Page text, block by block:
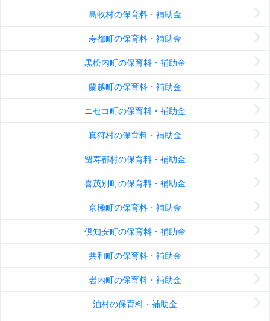
島牧村の保育料・補助金
寿都町の保育料・補助金
黒松内町の保育料・補助金
蘭越町の保育料・補助金
ニセコ町の保育料・補助金
真狩村の保育料・補助金
留寿都村の保育料・補助金
喜茂別町の保育料・補助金
京極町の保育料・補助金
倶知安町の保育料・補助金
共和町の保育料・補助金
岩内町の保育料・補助金
泊村の保育料・補助金